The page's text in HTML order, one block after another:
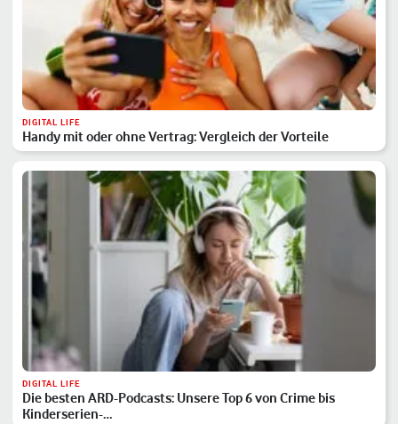
DIGITAL LIFE
Handy mit oder ohne Vertrag: Vergleich der Vorteile
DIGITAL LIFE
Die besten ARD-Podcasts: Unsere Top 6 von Crime bis
Kinderserien-…